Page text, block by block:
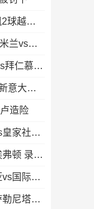
2月15日 欧冠-科曼弑旧主姆巴佩2球越位无效
2月15日 欧冠1/8决赛首回合 AC米兰vs热刺 录像 集锦
2月15日 欧冠1/8决赛 圣日耳曼vs拜仁慕尼黑 录像 集锦
2月14日 马萨雷塞3.81秒进球刷新意大利历史
造险
2月14日 西甲第21轮 西班牙人vs皇家社会 录像 集锦
2月14日 英超第23轮 利物浦vs埃弗顿 录像 集锦
2月14日 意甲第22轮 桑普多利亚vs国际米兰 录像 集锦
2月14日 意甲第22轮 维罗纳vs萨勒尼塔纳 录像 集锦